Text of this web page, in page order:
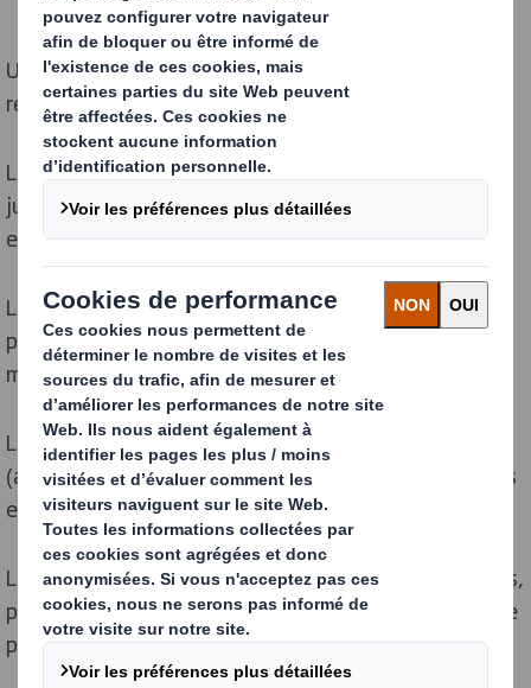
Un seul mégot peut polluer jusqu'à 500 litres d'eau en
relâchant des métaux lourds et de la nicotine.
Le temps de dégradation est de 1 à 2 ans dans l'eau, et
jusqu'à 10-15 ans en surface, voire plus de 25 ans
enfoui.
Le filtre est composé d’acétate de cellulose, un
plastique qui se dégrade très lentement en particules
microscopiques.
La décomposition libère des substances toxiques
(arsenic, ammoniac) dans les écosystèmes aquatiques
et terrestres.
Les mégots peuvent aujourd'hui être recyclés (isolants,
plastique) via des filières spécialisées pour éviter cette
pollution.